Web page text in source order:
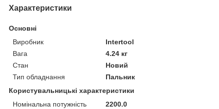
Характеристики
Основні
Виробник
Intertool
Вага
4.24 кг
Стан
Новий
Тип обладнання
Пальник
Користувальницькі характеристики
Номінальна потужність
2200.0